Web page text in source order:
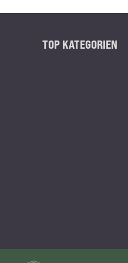
TOP KATEGORIEN